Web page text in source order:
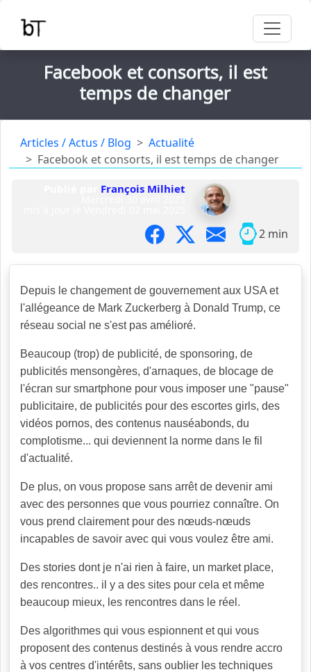
Facebook et consorts, il est
temps de changer
Articles / Actus / Blog
Actualité
Facebook et consorts, il est temps de changer
François Milhiet
Mercredi 30 avril 2025
2 min
Depuis le changement de gouvernement aux USA et
l'allégeance de Mark Zuckerberg à Donald Trump, ce
réseau social ne s'est pas amélioré.
Beaucoup (trop) de publicité, de sponsoring, de
publicités mensongères, d'arnaques, de blocage de
l'écran sur smartphone pour vous imposer une "pause"
publicitaire, de publicités pour des escortes girls, des
vidéos pornos, des contenus nauséabonds, du
complotisme... qui deviennent la norme dans le fil
d'actualité.
De plus, on vous propose sans arrêt de devenir ami
avec des personnes que vous pourriez connaître. On
vous prend clairement pour des nœuds-nœuds
incapables de savoir avec qui vous voulez être ami.
Des stories dont je n'ai rien à faire, un market place,
des rencontres.. il y a des sites pour cela et même
beaucoup mieux, les rencontres dans le réel.
Des algorithmes qui vous espionnent et qui vous
proposent des contenus destinés à vous rendre accro
à vos centres d'intérêts, sans oublier les techniques